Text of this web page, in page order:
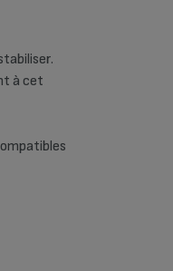
à cet